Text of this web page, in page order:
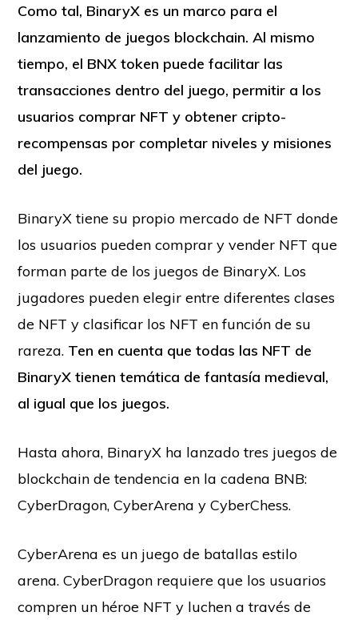
Como tal, BinaryX es un marco para el
lanzamiento de juegos blockchain. Al mismo
tiempo, el BNX token puede facilitar las
transacciones dentro del juego, permitir a los
usuarios comprar NFT y obtener cripto-
recompensas por completar niveles y misiones
del juego.
BinaryX tiene su propio mercado de NFT donde
los usuarios pueden comprar y vender NFT que
forman parte de los juegos de BinaryX. Los
jugadores pueden elegir entre diferentes clases
de NFT y clasificar los NFT en función de su
rareza. Ten en cuenta que todas las NFT de
BinaryX tienen temática de fantasía medieval,
al igual que los juegos.
Hasta ahora, BinaryX ha lanzado tres juegos de
blockchain de tendencia en la cadena BNB:
CyberDragon, CyberArena y CyberChess.
CyberArena es un juego de batallas estilo
arena. CyberDragon requiere que los usuarios
compren un héroe NFT y luchen a través de